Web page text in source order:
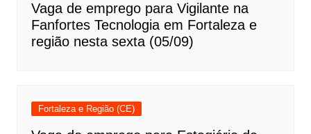
Vaga de emprego para Vigilante na
Fanfortes Tecnologia em Fortaleza e
região nesta sexta (05/09)
Fortaleza e Região (CE)